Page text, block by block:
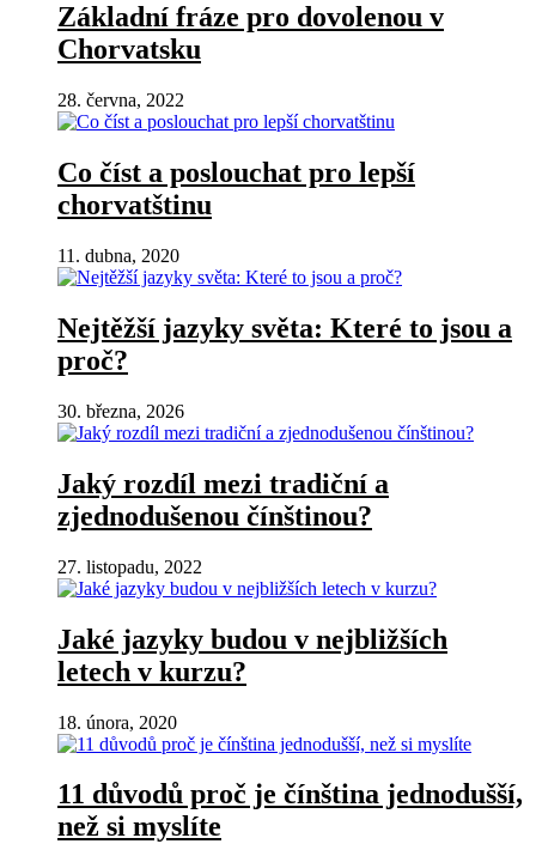
Základní fráze pro dovolenou v
Chorvatsku
28. června, 2022
Co číst a poslouchat pro lepší
chorvatštinu
11. dubna, 2020
Nejtěžší jazyky světa: Které to jsou a
proč?
30. března, 2026
Jaký rozdíl mezi tradiční a
zjednodušenou čínštinou?
27. listopadu, 2022
Jaké jazyky budou v nejbližších
letech v kurzu?
18. února, 2020
11 důvodů proč je čínština jednodušší,
než si myslíte